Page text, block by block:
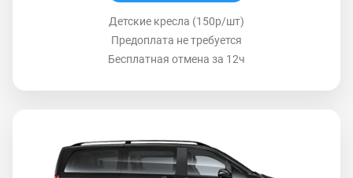
Детские кресла (150р/шт)
Предоплата не требуется
Бесплатная отмена за 12ч